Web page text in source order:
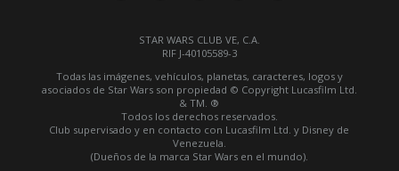
STAR WARS CLUB VE, C.A.
RIF J-40105589-3
Todas las imágenes, vehículos, planetas, caracteres, logos y
asociados de Star Wars son propiedad © Copyright Lucasfilm Ltd.
& TM. ®
Todos los derechos reservados.
Club supervisado y en contacto con Lucasfilm Ltd. y Disney de
Venezuela.
(Dueños de la marca Star Wars en el mundo).